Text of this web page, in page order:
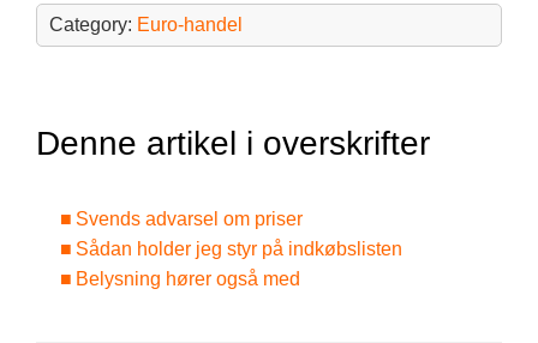
Category: Euro-handel
Denne artikel i overskrifter
Svends advarsel om priser
Sådan holder jeg styr på indkøbslisten
Belysning hører også med